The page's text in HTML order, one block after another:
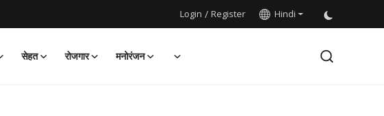
Login / Register Hindi
सेहत रोजगार
मनोरंजन